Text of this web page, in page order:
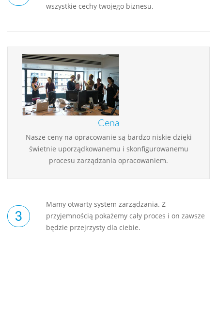
wszystkie cechy twojego biznesu.
Cena
Nasze ceny na opracowanie są bardzo niskie dzięki
świetnie uporządkowanemu i skonfigurowanemu
procesu zarządzania opracowaniem.
Mamy otwarty system zarządzania. Z
przyjemnością pokażemy cały proces i on zawsze
będzie przejrzysty dla ciebie.